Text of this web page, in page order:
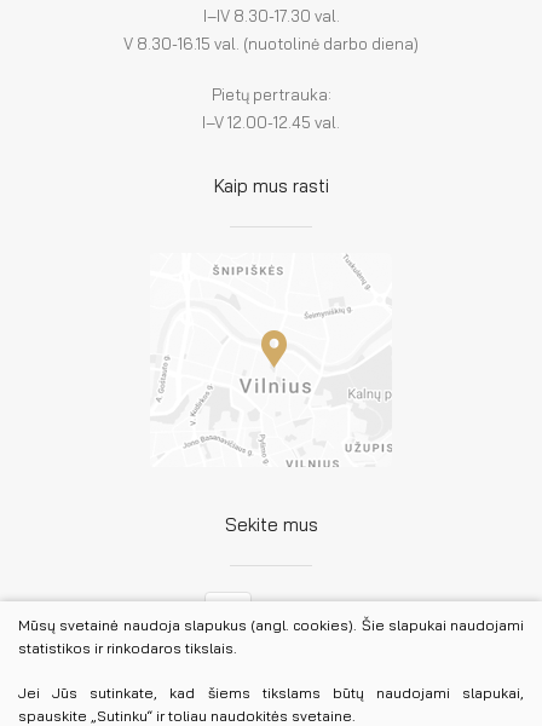
I–IV 8.30-17.30 val.
V 8.30-16.15 val. (nuotolinė darbo diena)
Pietų pertrauka:
I–V 12.00-12.45 val.
Kaip mus rasti
Sekite mus
Mūsų svetainė naudoja slapukus (angl. cookies). Šie slapukai naudojami
statistikos ir rinkodaros tikslais.
Jei Jūs sutinkate, kad šiems tikslams būtų naudojami slapukai,
spauskite „Sutinku“ ir toliau naudokitės svetaine.